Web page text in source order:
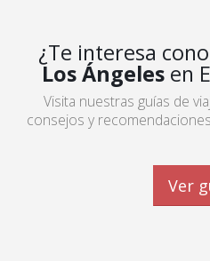
¿Te interesa
Los Ángelesen
Visita nuestras guías de
consejos y
Ver